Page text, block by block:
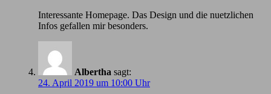
Іnteressante Homepage. Das Design und die nuetzlichen
Infos gefallen mir besonders.
Albertha sagt:
24. April 2019 um 10:00 Uhr